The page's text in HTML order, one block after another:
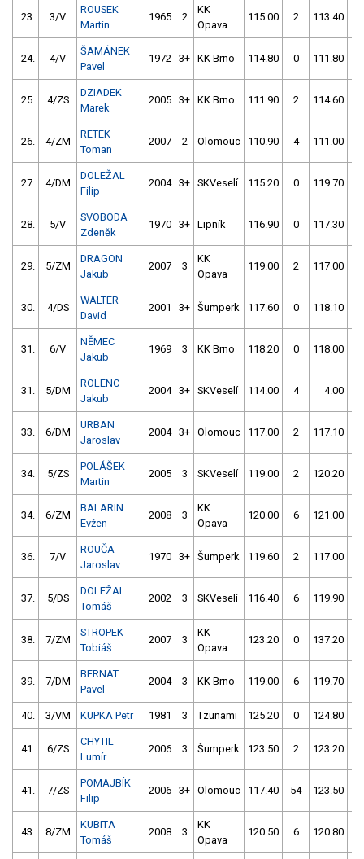
23. 3/V
ROUSEK
Martin
1965 2
KK
Opava
115.00 2 113.40
24. 4/V
ŠAMÁNEK
Pavel
1972 3+ KK Brno 114.80 0 111.80
25. 4/ZS
DZIADEK
Marek
2005 3+ KK Brno 111.90 2 114.60
26. 4/ZM
RETEK
Toman
2007 2 Olomouc 110.90 4 111.00
27. 4/DM
DOLEŽAL
Filip
2004 3+ SKVeselí 115.20 0 119.70
28. 5/V
SVOBODA
Zdeněk
1970 3+ Lipník 116.90 0 117.30
29. 5/ZM
DRAGON
Jakub
2007 3
KK
Opava
119.00 2 117.00
30. 4/DS
WALTER
David
2001 3+ Šumperk 117.60 0 118.10
31. 6/V
NĚMEC
Jakub
1969 3 KK Brno 118.20 0 118.00
31. 5/DM
ROLENC
Jakub
2004 3+ SKVeselí 114.00 4 4.00
33. 6/DM
URBAN
Jaroslav
2004 3+ Olomouc 117.00 2 117.10
34. 5/ZS
POLÁŠEK
Martin
2005 3 SKVeselí 119.00 2 120.20
34. 6/ZM
BALARIN
Evžen
2008 3
KK
Opava
120.00 6 121.00
36. 7/V
ROUČA
Jaroslav
1970 3+ Šumperk 119.60 2 117.00
37. 5/DS
DOLEŽAL
Tomáš
2002 3 SKVeselí 116.40 6 119.90
38. 7/ZM
STROPEK
Tobiáš
2007 3
KK
Opava
123.20 0 137.20
39. 7/DM
BERNAT
Pavel
2004 3 KK Brno 119.00 6 119.70
40. 3/VM KUPKA Petr 1981 3 Tzunami 125.20 0 124.80
41. 6/ZS
CHYTIL
Lumír
2006 3 Šumperk 123.50 2 123.20
41. 7/ZS
POMAJBÍK
Filip
2006 3+ Olomouc 117.40 54 123.50
43. 8/ZM
KUBITA
Tomáš
2008 3
KK
Opava
120.50 6 120.80